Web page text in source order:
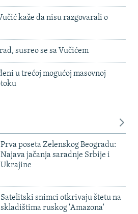
kaže da nisu razgovarali o
susreo se sa Vučićem
u trećoj mogućoj masovnoj
Prva poseta Zelenskog Beogradu:
Najava jačanja saradnje Srbije i
Ukrajine
Satelitski snimci otkrivaju štetu na
skladištima ruskog 'Amazona'